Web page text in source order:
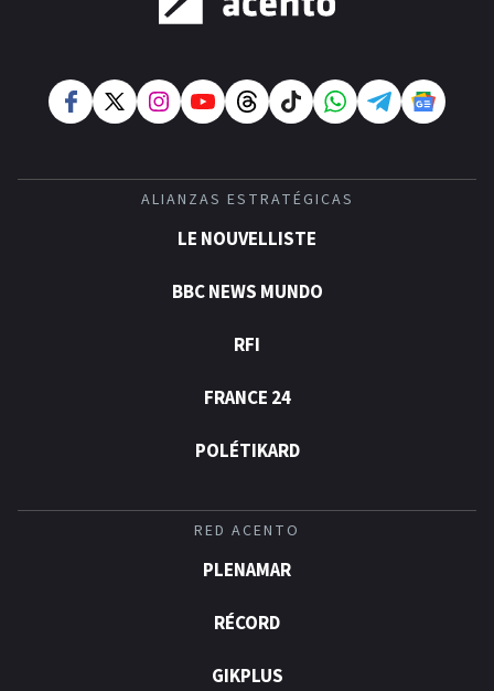
ALIANZAS ESTRATÉGICAS
LE NOUVELLISTE
BBC NEWS MUNDO
RFI
FRANCE 24
POLÉTIKARD
RED ACENTO
PLENAMAR
RÉCORD
GIKPLUS